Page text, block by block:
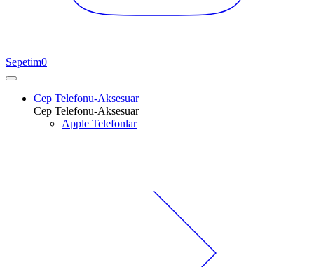
Sepetim0
Cep Telefonu-Aksesuar
Cep Telefonu-Aksesuar
Apple Telefonlar